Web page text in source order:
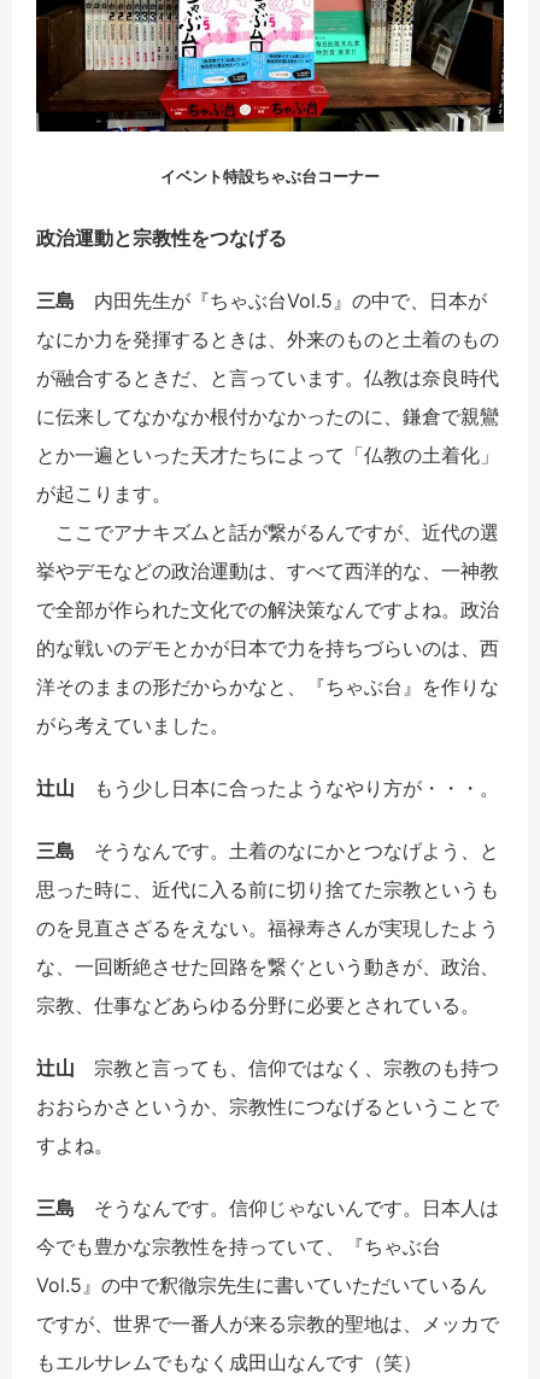
イベント特設ちゃぶ台コーナー
政治運動と宗教性をつなげる
三島 内田先生が『ちゃぶ台Vol.5』の中で、日本が
なにか力を発揮するときは、外来のものと土着のもの
が融合するときだ、と言っています。仏教は奈良時代
に伝来してなかなか根付かなかったのに、鎌倉で親鸞
とか一遍といった天才たちによって「仏教の土着化」
が起こります。
ここでアナキズムと話が繋がるんですが、近代の選
挙やデモなどの政治運動は、すべて西洋的な、一神教
で全部が作られた文化での解決策なんですよね。政治
的な戦いのデモとかが日本で力を持ちづらいのは、西
洋そのままの形だからかなと、『ちゃぶ台』を作りな
がら考えていました。
辻山 もう少し日本に合ったようなやり方が・・・。
三島 そうなんです。土着のなにかとつなげよう、と
思った時に、近代に入る前に切り捨てた宗教というも
のを見直さざるをえない。福禄寿さんが実現したよう
な、一回断絶させた回路を繋ぐという動きが、政治、
宗教、仕事などあらゆる分野に必要とされている。
辻山 宗教と言っても、信仰ではなく、宗教のも持つ
おおらかさというか、宗教性につなげるということで
すよね。
三島 そうなんです。信仰じゃないんです。日本人は
今でも豊かな宗教性を持っていて、『ちゃぶ台
Vol.5』の中で釈徹宗先生に書いていただいているん
ですが、世界で一番人が来る宗教的聖地は、メッカで
もエルサレムでもなく成田山なんです（笑）